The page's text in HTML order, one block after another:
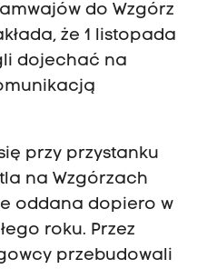
do Wzgórz
że 1 listopada
dojechać na
przy przystanku
na Wzgórzach
oddana dopiero w
roku. Przez
przebudowali